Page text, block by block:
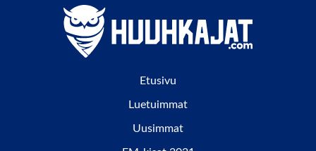
Etusivu
Luetuimmat
Uusimmat